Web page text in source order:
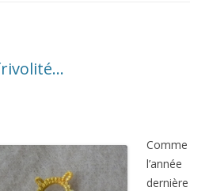
Comme
l’année
dernière